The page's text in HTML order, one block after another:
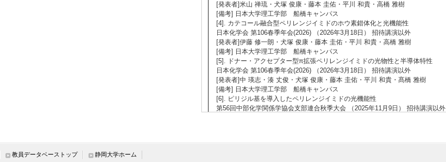
[発表者]米山 禅琉・犬塚 俊康・藤本 圭佑・平川 和貴・高橋 雅樹
[備考] 日本大学理工学部 船橋キャンパス
[4]. カテコール融合型ペリレンジイミドのホウ素錯体化と光機能性
日本化学会 第106春季年会(2026) （2026年3月18日） 招待講演以外
[発表者]伊藤 修一朗・犬塚 俊康・藤本 圭佑・平川 和貴・高橋 雅樹
[備考] 日本大学理工学部 船橋キャンパス
[5]. ドナー・アクセプター型π拡張ペリレンジイミドの光物性と半導体特性
日本化学会 第106春季年会(2026) （2026年3月18日） 招待講演以外
[発表者]中 瑛志・湊 丈俊・犬塚 俊康・藤本 圭佑・平川 和貴・髙橋 雅樹
[備考] 日本大学理工学部 船橋キャンパス
[6]. ピリジル基を導入したペリレンジイミドの光機能性
第56回中部化学関係学協会支部連合秋季大会 （2025年11月9日） 招待講演以外
教員データベーストップ 静岡大学ホーム